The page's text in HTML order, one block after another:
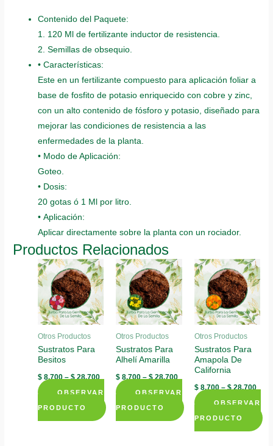
Contenido del Paquete:
1. 120 Ml de fertilizante inductor de resistencia.
2. Semillas de obsequio.
• Características:
Este en un fertilizante compuesto para aplicación foliar a
base de fosfito de potasio enriquecido con cobre y zinc,
con un alto contenido de fósforo y potasio, diseñado para
mejorar las condiciones de resistencia a las
enfermedades de la planta.
• Modo de Aplicación:
Goteo.
• Dosis:
20 gotas ó 1 Ml por litro.
• Aplicación:
Aplicar directamente sobre la planta con un rociador.
Productos Relacionados
Otros Productos
Sustratos Para
Besitos
$ 8.700–$28.700
OBSERVAR
PRODUCTO
This
Otros Productos
Sustratos Para
Alhelí Amarilla
$ 8.700–$28.700
OBSERVAR
PRODUCTO
This
Otros Productos
Sustratos Para
Amapola De
California
$8.700–$28.700
OBSERVAR
PRODUCTO
This